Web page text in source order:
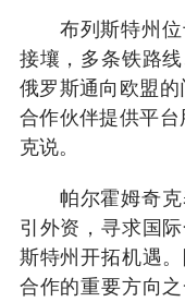
布列斯特州位
接壤，多条铁路
俄罗斯通向欧盟的
合作伙伴提供平
克说。
帕尔霍姆奇克
引外资，寻求国
斯特州开拓机遇
合作的重要方向